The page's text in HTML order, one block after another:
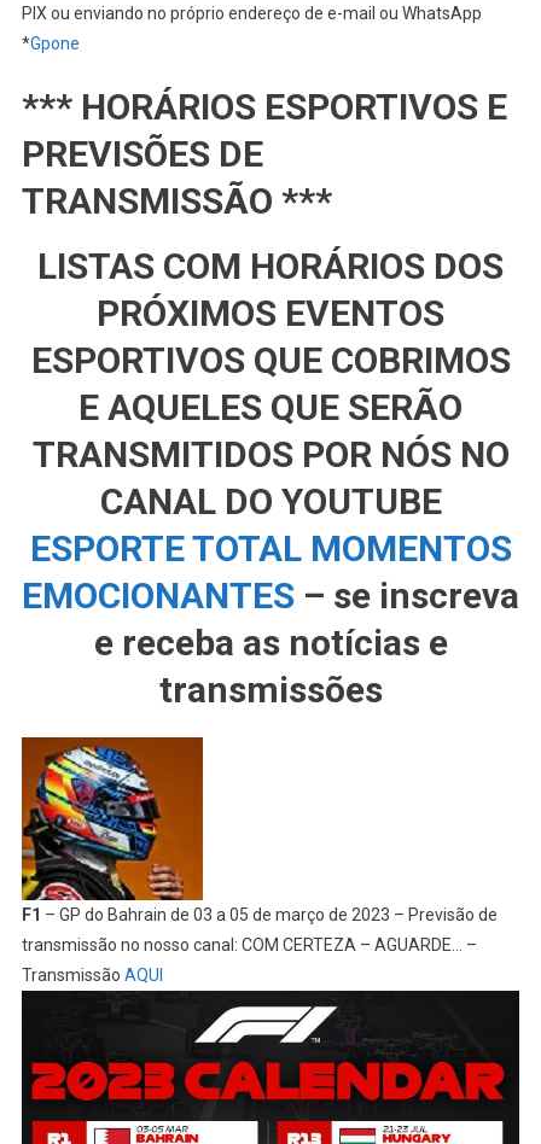
PIX ou enviando no próprio endereço de e-mail ou WhatsApp
*Gpone
*** HORÁRIOS ESPORTIVOS E
PREVISÕES DE
TRANSMISSÃO ***
LISTAS COM HORÁRIOS DOS
PRÓXIMOS EVENTOS
ESPORTIVOS QUE COBRIMOS
E AQUELES QUE SERÃO
TRANSMITIDOS POR NÓS NO
CANAL DO YOUTUBE
ESPORTE TOTAL MOMENTOS
EMOCIONANTES – se inscreva
e receba as notícias e
transmissões
F1 – GP do Bahrain de 03 a 05 de março de 2023 – Previsão de
transmissão no nosso canal: COM CERTEZA – AGUARDE… –
Transmissão AQUI